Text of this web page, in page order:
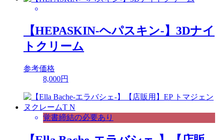
【HEPASKIN-ヘパスキン-】3Dナイ
トクリーム
参考価格
8,000円
覚書締結の必要あり